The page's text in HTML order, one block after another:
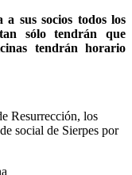
a sus socios todos los
sólo tendrán que
tendrán horario
Resurrección, los
social de Sierpes por